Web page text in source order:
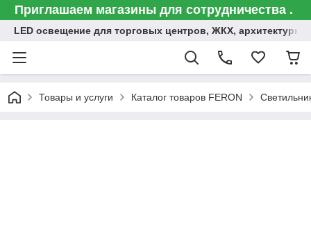
Приглашаем магазины для сотрудничества .
LED освещение для торговых центров, ЖКХ,
Товары и услуги Каталог товаров FERON